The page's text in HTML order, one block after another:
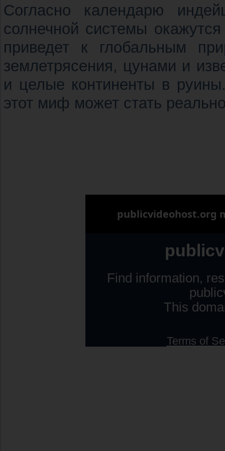
Согласно календарю
солнечной системы
приведет к глобальным
землетрясения, цунами и
и целые континенты в
этот миф может стать